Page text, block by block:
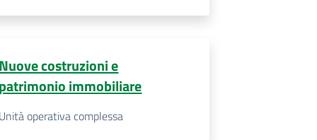
costruzioni e
immobiliare
operativa complessa